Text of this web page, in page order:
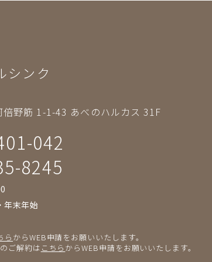
シンク
倍野筋 1-1-43 あべのハルカス 31F
042
8245
年末年始
ら からWEB申請をお願いいたします。
ご解約は こちら からWEB申請をお願いいたします。